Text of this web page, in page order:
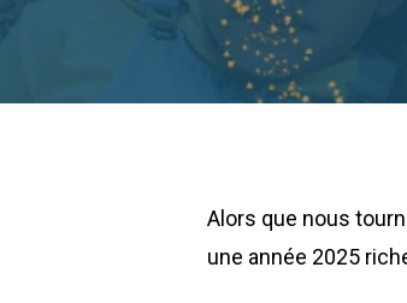
Alors que nous
une année 2025